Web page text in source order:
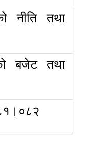
नीति तथा
बजेट तथा